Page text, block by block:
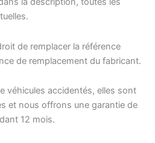
de remplacer la référence
de remplacement du fabricant.
véhicules accidentés, elles sont
et nous offrons une garantie de
12 mois.